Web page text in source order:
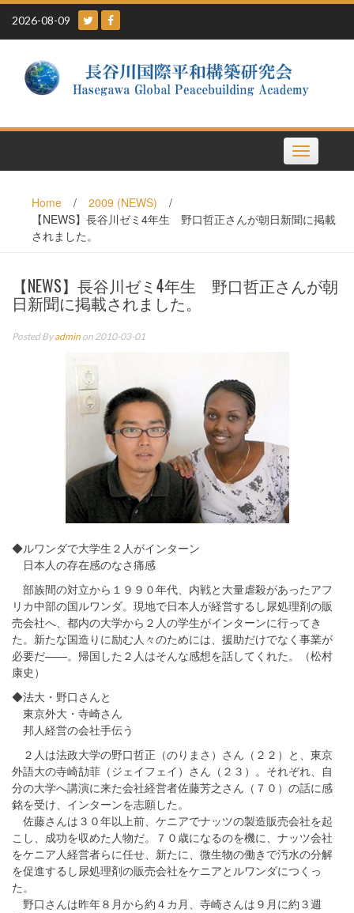
Skip
content
2026-08-09
Toggle
navigation
Home / 2009 (NEWS)
/
【NEWS】長谷川ゼミ4年生 野口哲正さんが朝日新聞に掲載
されました。
【NEWS】長谷川ゼミ4年生 野口哲正さんが朝
日新聞に掲載されました。
Posted Byadmin on 2010-03-01
◆ルワンダで大学生２人がインターン
日本人の存在感のなさ痛感
部族間の対立から１９９０年代、内戦と大量虐殺があったアフ
リカ中部の国ルワンダ。現地で日本人が経営するし尿処理剤の販
売会社へ、都内の大学から２人の学生がインターンに行ってき
た。新たな国造りに励む人々のためには、援助だけでなく事業が
必要だ――。帰国した２人はそんな感想を話してくれた。（松村
康史）
◆法大・野口さんと
東京外大・寺崎さん
邦人経営の会社手伝う
２人は法政大学の野口哲正（のりまさ）さん（２２）と、東京
外語大の寺崎劼菲（ジェイフェイ）さん（２３）。それぞれ、自
分の大学へ講演に来た会社経営者佐藤芳之さん（７０）の話に感
銘を受け、インターンを志願した。
佐藤さんは３０年以上前、ケニアでナッツの製造販売会社を起
こし、成功を収めた人物だ。７０歳になるのを機に、ナッツ会社
をケニア人経営者らに任せ、新たに、微生物の働きで汚水の分解
を促進するし尿処理剤の販売会社をケニアとルワンダにつくっ
た。
野口さんは昨年８月から約４カ月、寺崎さんは９月に約３週